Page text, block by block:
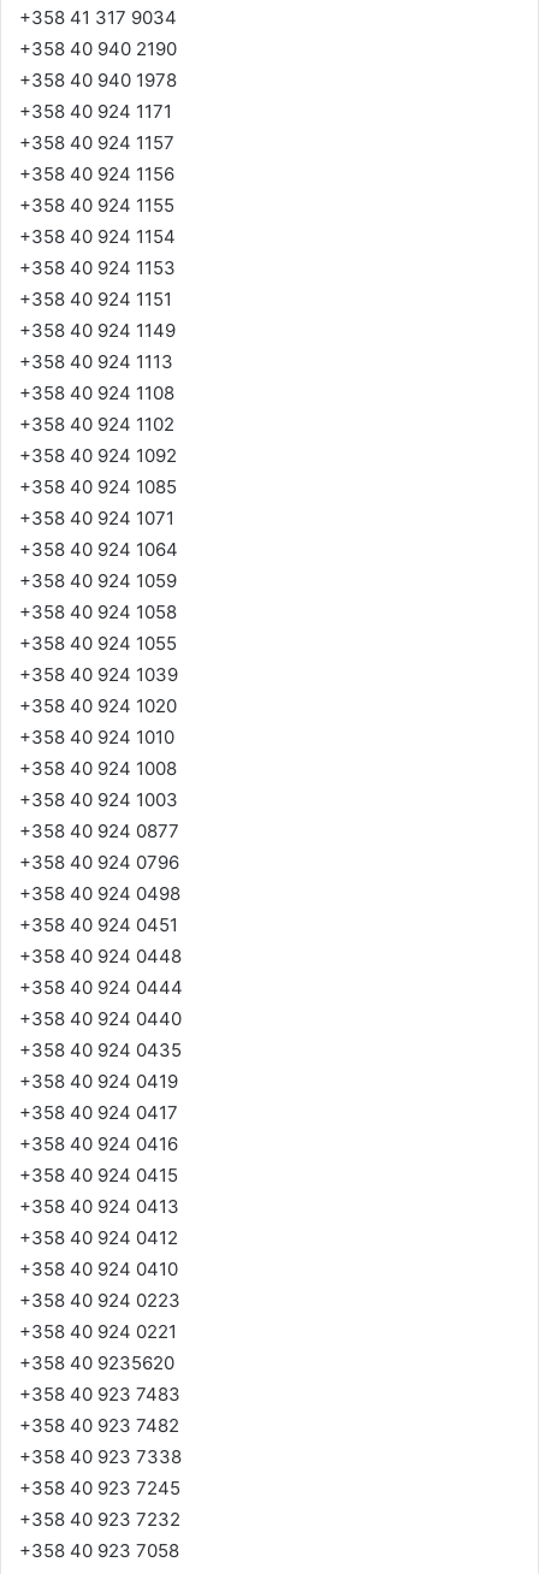
+358 41 317 9034
+358 40 940 2190
+358 40 940 1978
+358 40 924 1171
+358 40 924 1157
+358 40 924 1156
+358 40 924 1155
+358 40 924 1154
+358 40 924 1153
+358 40 924 1151
+358 40 924 1149
+358 40 924 1113
+358 40 924 1108
+358 40 924 1102
+358 40 924 1092
+358 40 924 1085
+358 40 924 1071
+358 40 924 1064
+358 40 924 1059
+358 40 924 1058
+358 40 924 1055
+358 40 924 1039
+358 40 924 1020
+358 40 924 1010
+358 40 924 1008
+358 40 924 1003
+358 40 924 0877
+358 40 924 0796
+358 40 924 0498
+358 40 924 0451
+358 40 924 0448
+358 40 924 0444
+358 40 924 0440
+358 40 924 0435
+358 40 924 0419
+358 40 924 0417
+358 40 924 0416
+358 40 924 0415
+358 40 924 0413
+358 40 924 0412
+358 40 924 0410
+358 40 924 0223
+358 40 924 0221
+358 40 9235620
+358 40 923 7483
+358 40 923 7482
+358 40 923 7338
+358 40 923 7245
+358 40 923 7232
+358 40 923 7058